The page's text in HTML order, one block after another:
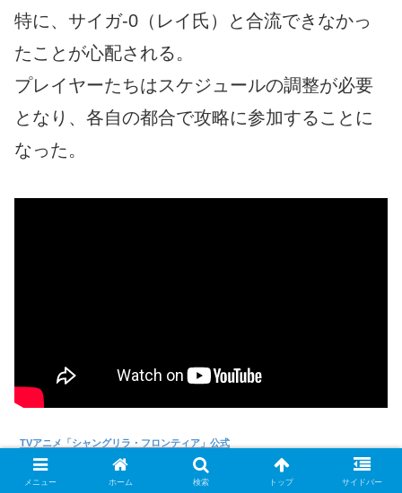
特に、サイガ-0（レイ氏）と合流できなかっ
たことが心配される。
プレイヤーたちはスケジュールの調整が必要
となり、各自の都合で攻略に参加することに
なった。
TVアニメ「シャングリラ・フロンティア」公式
メニュー ホーム 検索 トップ サイドバー